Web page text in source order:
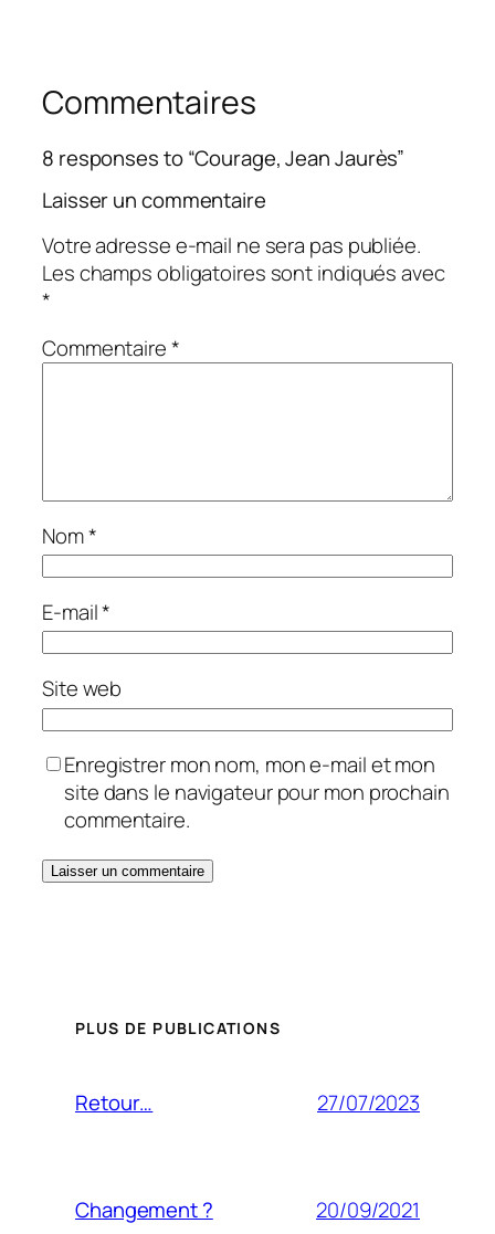
Commentaires
8 responses to “Courage, Jean Jaurès”
Laisser un commentaire
Votre adresse e-mail ne sera pas publiée.
Les champs obligatoires sont indiqués avec
*
Commentaire*
Nom*
E-mail*
Site web
Enregistrer mon nom, mon e-mail et mon
site dans le navigateur pour mon prochain
commentaire.
PLUS DE PUBLICATIONS
Retour… 27/07/2023
Changement ? 20/09/2021